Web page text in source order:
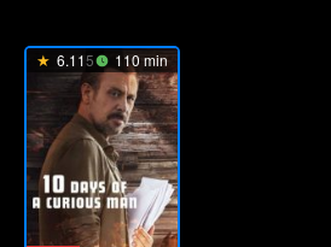
6.115 110 min